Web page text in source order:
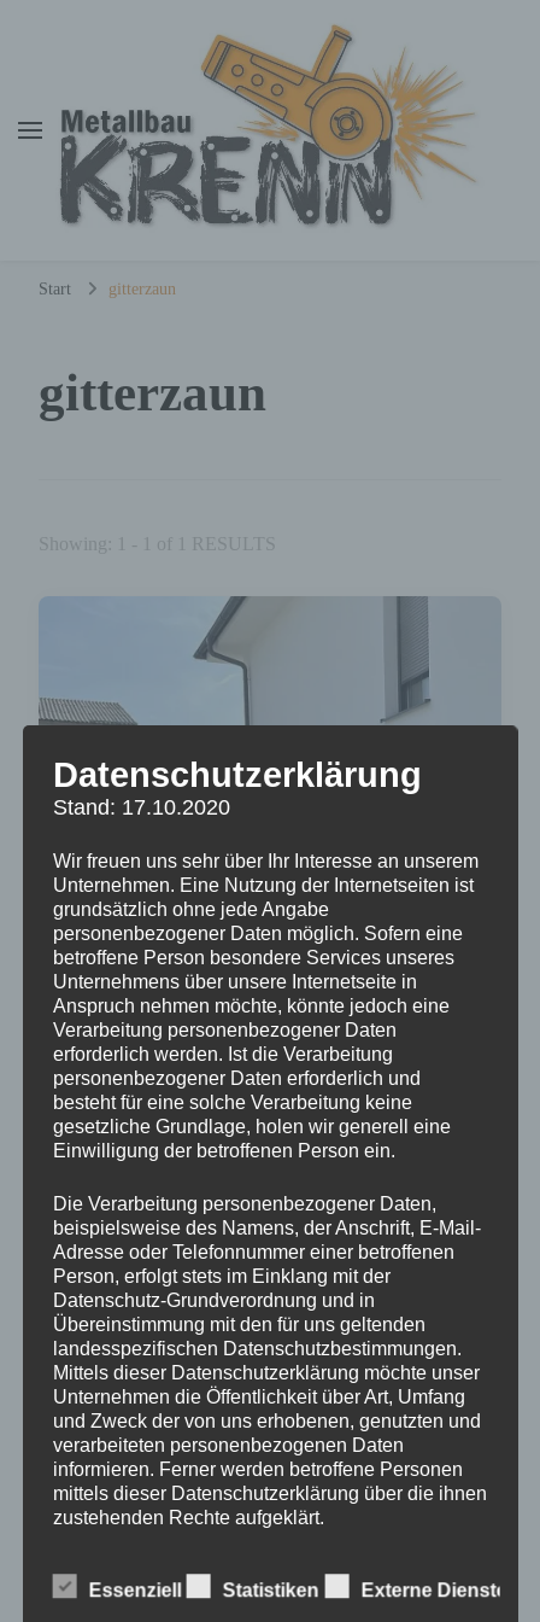
Start gitterzaun
gitterzaun
Showing: 1 - 1 of 1 RESULTS
EINFAHRTSTOR
GARTENZÄUNE
HOCHWERTIGE DOPPELSTABMATTENZÄUNE
MASSIVE ZÄUNE
PREMIUM-ALUMINIUMZÄUNE
ZÄUNE & TORE ZAUNELEMENTE
Hochwertiger Gittermatten Zaun
Metallbau Krenn ist Ihr zuverlässiger Partner für
Datenschutzerklärung
Stand: 17.10.2020
Wir freuen uns sehr über Ihr Interesse an unserem
Unternehmen. Eine Nutzung der Internetseiten ist
grundsätzlich ohne jede Angabe
personenbezogener Daten möglich. Sofern eine
betroffene Person besondere Services unseres
Unternehmens über unsere Internetseite in
Anspruch nehmen möchte, könnte jedoch eine
Verarbeitung personenbezogener Daten
erforderlich werden. Ist die Verarbeitung
personenbezogener Daten erforderlich und
besteht für eine solche Verarbeitung keine
gesetzliche Grundlage, holen wir generell eine
Einwilligung der betroffenen Person ein.
Die Verarbeitung personenbezogener Daten,
beispielsweise des Namens, der Anschrift, E-Mail-
Adresse oder Telefonnummer einer betroffenen
Person, erfolgt stets im Einklang mit der
Datenschutz-Grundverordnung und in
Übereinstimmung mit den für uns geltenden
landesspezifischen Datenschutzbestimmungen.
Mittels dieser Datenschutzerklärung möchte unser
Unternehmen die Öffentlichkeit über Art, Umfang
und Zweck der von uns erhobenen, genutzten und
verarbeiteten personenbezogenen Daten
informieren. Ferner werden betroffene Personen
mittels dieser Datenschutzerklärung über die ihnen
zustehenden Rechte aufgeklärt.
Wir haben als für die Verarbeitung Verantwortlicher
zahlreiche technische und organisatorische
Essenziell Statistiken Externe Dienste